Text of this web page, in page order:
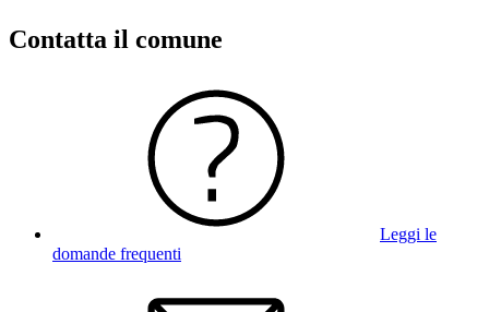
Contatta il comune
Leggi le
domande frequenti